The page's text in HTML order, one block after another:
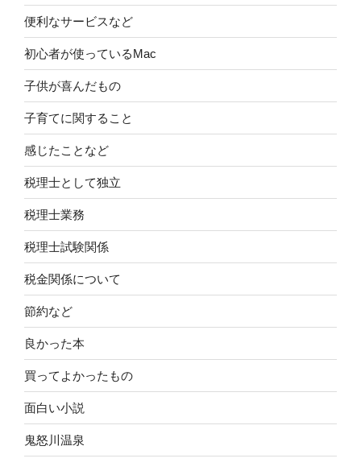
便利なサービスなど
初心者が使っているMac
子供が喜んだもの
子育てに関すること
感じたことなど
税理士として独立
税理士業務
税理士試験関係
税金関係について
節約など
良かった本
買ってよかったもの
面白い小説
鬼怒川温泉